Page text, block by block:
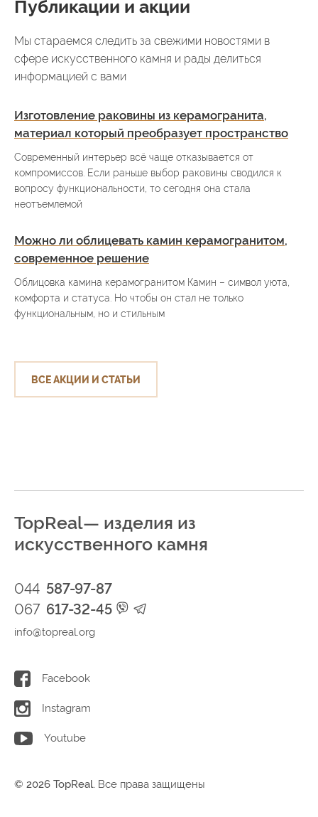
Публикации и акции
Мы стараемся следить за свежими новостями в
сфере искусственного камня и рады делиться
информацией с вами
Изготовление раковины из керамогранита,
материал который преобразует пространство
Современный интерьер всё чаще отказывается от
компромиссов. Если раньше выбор раковины сводился к
вопросу функциональности, то сегодня она стала
неотъемлемой
Можно ли облицевать камин керамогранитом,
современное решение
Облицовка камина керамогранитом Камин – символ уюта,
комфорта и статуса. Но чтобы он стал не только
функциональным, но и стильным
ВСЕ АКЦИИ И СТАТЬИ
TopReal— изделия из
искусственного камня
044 587-97-87
067 617-32-45
info@topreal.org
Facebook
Instagram
Youtube
© 2026 TopReal. Все права защищены